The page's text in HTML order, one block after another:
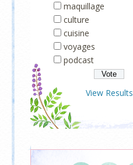
maquillage
culture
cuisine
voyages
podcast
View Results